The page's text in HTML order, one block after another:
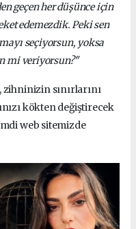
geçen her düşünce için
edemezdik. Peki sen
seçiyorsun, yoksa
mi veriyorsun?"
zihninizin sınırlarını
kökten değiştirecek
web sitemizde